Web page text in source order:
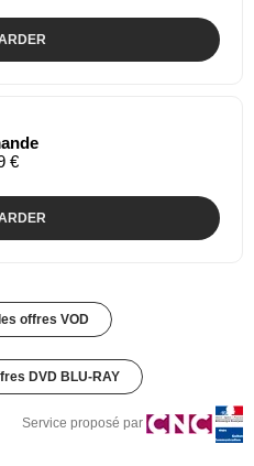
€
offres VOD
DVD BLU-RAY
Service proposé par